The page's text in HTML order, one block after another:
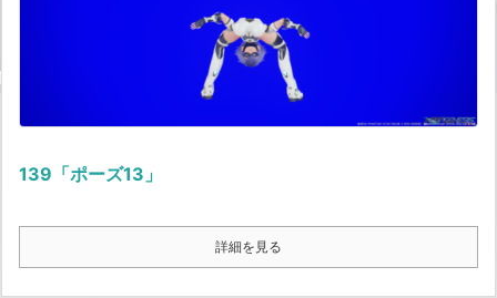
139「ポーズ13」
詳細を見る